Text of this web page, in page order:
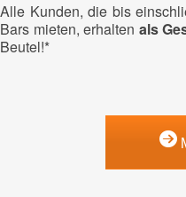
Alle Kunden, die bis
Bars mieten, erhalten als
Beutel!*